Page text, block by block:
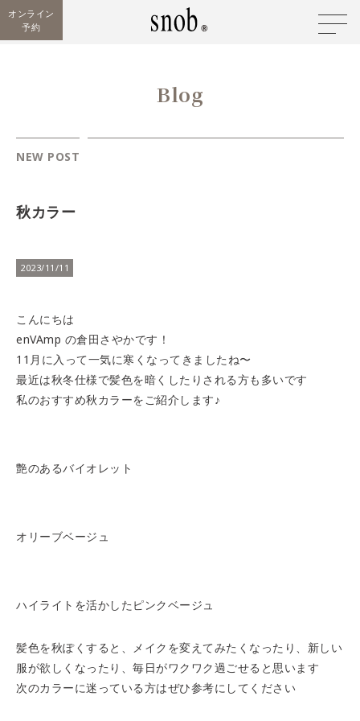
オンライン
予約
Blog
NEW POST
秋カラー
2023/11/11
こんにちは
enVAmp の倉田さやかです！
11月に入って一気に寒くなってきましたね〜
最近は秋冬仕様で髪色を暗くしたりされる方も多いです
私のおすすめ秋カラーをご紹介します♪
艶のあるバイオレット
オリーブベージュ
ハイライトを活かしたピンクベージュ
髪色を秋ぽくすると、メイクを変えてみたくなったり、新しい
服が欲しくなったり、毎日がワクワク過ごせると思います
次のカラーに迷っている方はぜひ参考にしてください